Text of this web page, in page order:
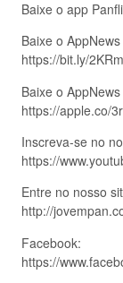
Baixe o app
Baixe o
https://bit.ly/
Baixe o
https://apple.co/
Inscreva-se no
https://
Entre no nosso
http://
Facebook:
https://